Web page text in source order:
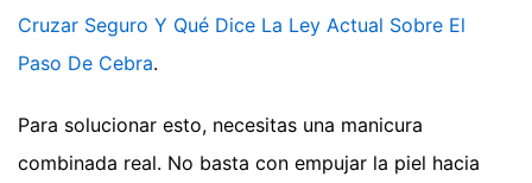
Cruzar Seguro Y Qué Dice La Ley Actual Sobre El
Paso De Cebra.
Para solucionar esto, necesitas una manicura
combinada real. No basta con empujar la piel hacia